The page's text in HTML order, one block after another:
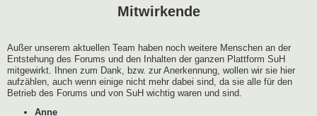
Mitwirkende
Außer unserem aktuellen Team haben noch weitere Menschen an der
Entstehung des Forums und den Inhalten der ganzen Plattform SuH
mitgewirkt. Ihnen zum Dank, bzw. zur Anerkennung, wollen wir sie hier
aufzählen, auch wenn einige nicht mehr dabei sind, da sie alle für den
Betrieb des Forums und von SuH wichtig waren und sind.
Anne